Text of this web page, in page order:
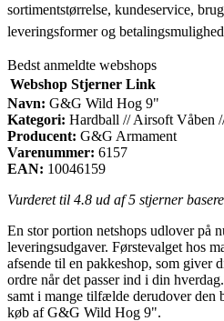
sortimentstørrelse, kundeservice,
leveringsformer og
Bedst anmeldte webshops
Webshop Stjerner Link
Navn: G&G Wild Hog 9"
Kategori: Hardball // Airsoft Våben
Producent: G&G Armament
Varenummer: 6157
EAN: 10046159
Vurderet til 4.8 ud af 5 stjerner
En stor portion netshops udlover på
leveringsudgaver. Førstevalget hos
afsende til en pakkeshop, som giver
ordre når det passer ind i din
samt i mange tilfælde derudover den
køb af G&G Wild Hog 9".